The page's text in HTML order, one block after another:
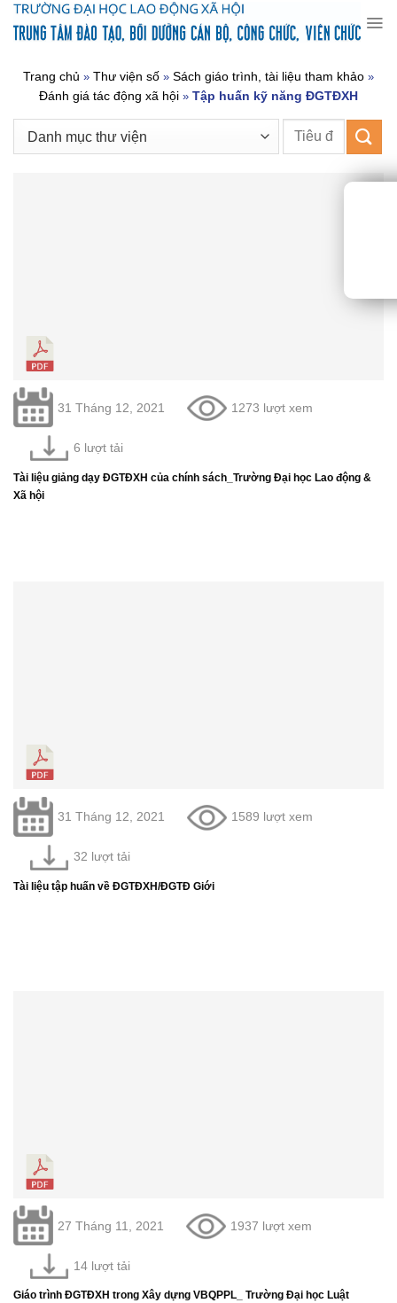
Chuyển
đến
Trang chủ » Thư viện số » Sách giáo trình, tài liệu tham khảo »
Đánh giá tác động xã hội » Tập huấn kỹ năng ĐGTĐXH
31 Tháng 12, 2021 1273 lượt xem
6 lượt tải
Tài liệu giảng dạy ĐGTĐXH của chính sách_Trường Đại học Lao động &
Xã hội
31 Tháng 12, 2021 1589 lượt xem
32 lượt tải
Tài liệu tập huấn về ĐGTĐXH/ĐGTĐ Giới
27 Tháng 11, 2021 1937 lượt xem
14 lượt tải
Giáo trình ĐGTĐXH trong Xây dựng VBQPPL_ Trường Đại học Luật